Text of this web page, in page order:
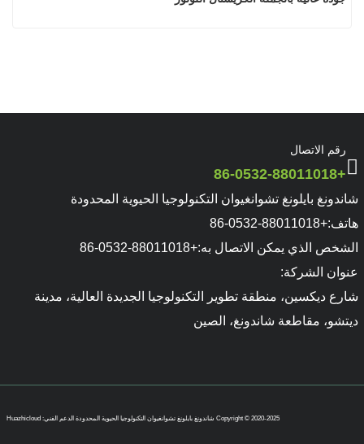
رقم الاتصال
+86-0532-88011018
شاندونغ بايلونغ تشوانغيوان التكنولوجيا الحيوية المحدودة
هاتف:+86-0532-88011018
الشخص الذي يمكن الاتصال به:+86-0532-88011018
عنوان الشركة:
شارع ديكسين، منطقة تطوير التكنولوجيا الجديدة العالية، مدينة
ديتشو، مقاطعة شاندونغ، الصين
Copyright © 2020-2025 شاندونغ بايلونغ تشوانغيوان التكنولوجيا الحيوية المحدودة الدعم الفني: Huazhicloud